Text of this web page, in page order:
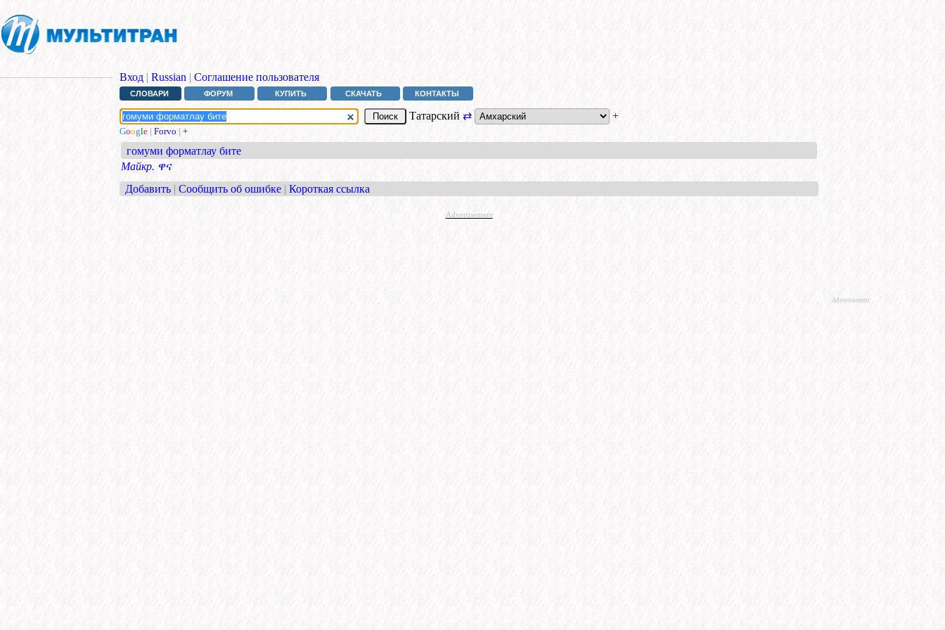
Вход | Russian | Соглашение пользователя
СЛОВАРИ ФОРУМ КУПИТЬ СКАЧАТЬ КОНТАКТЫ
Татарский ⇄ +
Google | Forvo | +
гомуми форматлау бите
Майкр. ዋና
Добавить | Сообщить об ошибке | Короткая ссылка
Advertisement
Advertisement